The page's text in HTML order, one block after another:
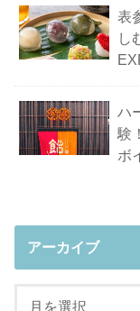
表
し
ハ
験
ボ
アーカイブ